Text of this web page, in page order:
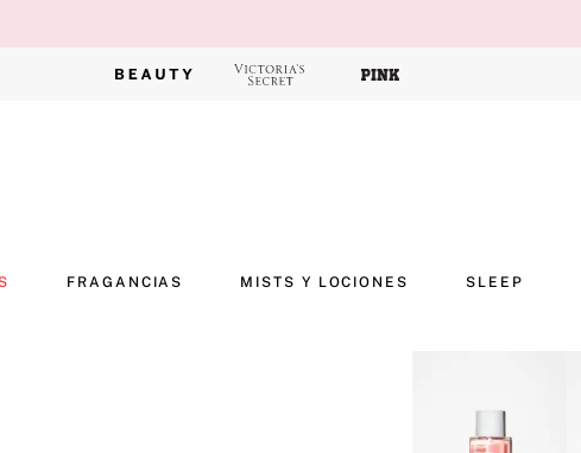
FRAGANCIAS MISTS Y LOCIONES SLEEP